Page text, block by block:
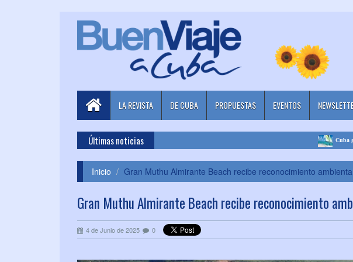
LA REVISTA DE CUBA PROPUESTAS EVENTOS
Últimas noticias Cuba
Inicio Gran Muthu Almirante Beach recibe reconocimiento ambiental
Gran Muthu Almirante Beach recibe reconocimiento
4 de Junio de 2025 0